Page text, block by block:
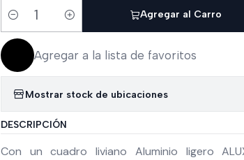
Cantidad
Agregar al Carro
Agregar a la lista de favoritos
Mostrar stock de ubicaciones
DESCRIPCIÓN
Con un cuadro liviano Aluminio ligero